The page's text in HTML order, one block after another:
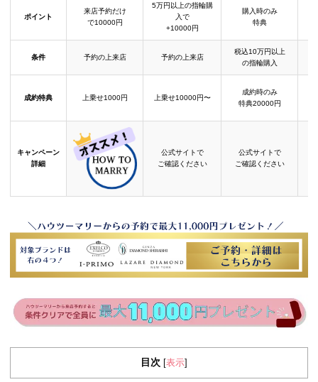
ポイント
来店予約だけ
で10000円
5万円以上の指輪購
入で
+10000円
購入時のみ
特典
条件 予約の上来店 予約の上来店
税込10万円以上
の指輪購入
成約特典 上乗せ1000円 上乗せ10000円〜
成約時のみ
特典20000円
キャンペーン
詳細
公式サイトで
ご確認ください
公式サイトで
ご確認ください
目次 表示